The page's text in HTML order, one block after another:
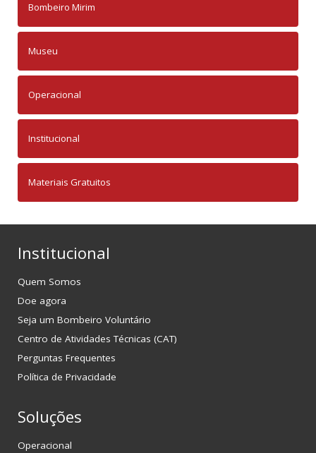
Bombeiro Mirim
Museu
Operacional
Institucional
Materiais Gratuitos
Institucional
Quem Somos
Doe agora
Seja um Bombeiro Voluntário
Centro de Atividades Técnicas (CAT)
Perguntas Frequentes
Política de Privacidade
Soluções
Operacional